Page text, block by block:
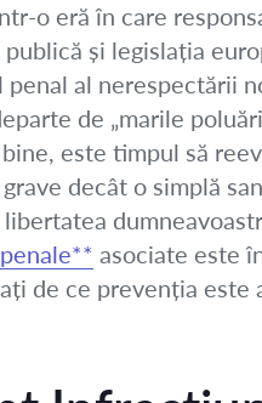
o eră în care
publică și legislația
al nerespectării
de „marile
este timpul să
decât o simplă
asociate este
de ce prevenția este